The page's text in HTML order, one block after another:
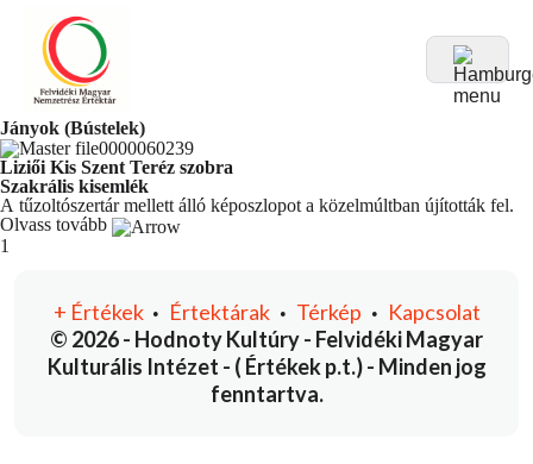
Jányok (Bústelek)
Liziői Kis Szent Teréz szobra
Szakrális kisemlék
A tűzoltószertár mellett álló képoszlopot a közelmúltban újították fel.
Olvass tovább
You're currently reading page
1
© 2026 - Hodnoty Kultúry - Felvidéki Magyar
Kulturális Intézet - ( Értékek p.t.) - Minden jog
fenntartva.
+ Értékek • Értektárak• Térkép • Kapcsolat